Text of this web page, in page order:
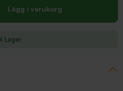
Lägg i varukorg
I Lager